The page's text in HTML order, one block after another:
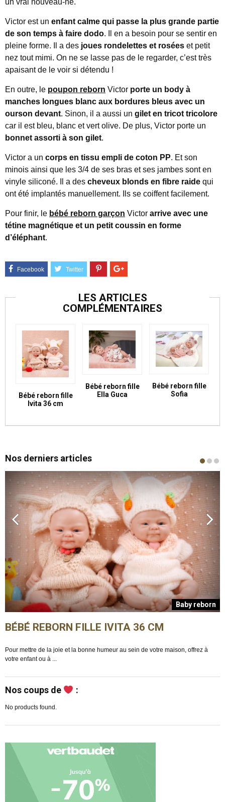
un vrai nouveau-né.
Victor est un enfant calme qui passe la plus grande partie
de son temps à faire dodo. Il en a besoin pour se sentir en
pleine forme. Il a des joues rondelettes et rosées et petit
nez tout mimi. On ne se lasse pas de le regarder, c’est très
apaisant de le voir si détendu !
En outre, le poupon reborn Victor porte un body à
manches longues blanc aux bordures bleus avec un
ourson devant. Sinon, il a aussi un gilet en tricot tricolore
car il est bleu, blanc et vert olive. De plus, Victor porte un
bonnet assorti à son gilet.
Victor a un corps en tissu empli de coton PP. Et son
minois ainsi que les 3/4 de ses bras et ses jambes sont en
vinyle siliconé. Il a des cheveux blonds en fibre raide qui
ont été implantés manuellement. Ils se coiffent facilement.
Pour finir, le bébé reborn garçon Victor arrive avec une
tétine magnétique et un petit coussin en forme
d’éléphant.
LES ARTICLES
COMPLÉMENTAIRES
Bébé reborn fille
Ivita 36 cm
Bébé reborn fille
Ella Guca
Bébé reborn fille
Sofia
Nos derniers articles
Baby reborn
BÉBÉ REBORN FILLE IVITA 36 CM
Pour mettre de la joie et la bonne humeur au sein de votre maison, offrez à
votre enfant ou à ...
Nos coups de :
No products found.